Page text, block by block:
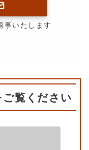
事いたします
覧ください